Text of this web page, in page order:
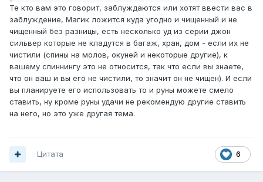
Те кто вам это говорит, заблуждаются или хотят ввести вас в
заблуждение, Магик ложится куда угодно и чищенный и не
чищенный без разницы, есть несколько уд из серии джон
сильвер которые не кладутся в багаж, хран, дом - если их не
чистили (спины на молов, окуней и некоторые другие), к
вашему спиннингу это не относится, так что если вы знаете,
что он ваш и вы его не чистили, то значит он не чищен). И если
вы планируете его использовать то и руны можете смело
ставить, ну кроме руны удачи не рекомендую другие ставить
на него, но это уже другая тема.
6
Цитата